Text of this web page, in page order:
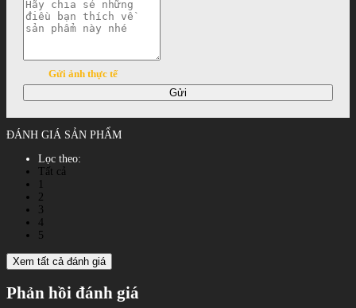
Gửi ảnh thực tế
Gửi
ĐÁNH GIÁ SẢN PHẨM
Lọc theo:
Tất cả
2
3
4
5
Xem tất cả đánh giá
Phản hồi đánh giá